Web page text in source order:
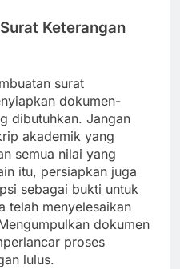
Keterangan
surat
dokumen-
dibutuhkan. Jangan
akademik yang
semua nilai yang
itu, persiapkan juga
sebagai bukti untuk
telah menyelesaikan
dokumen
proses
lulus.